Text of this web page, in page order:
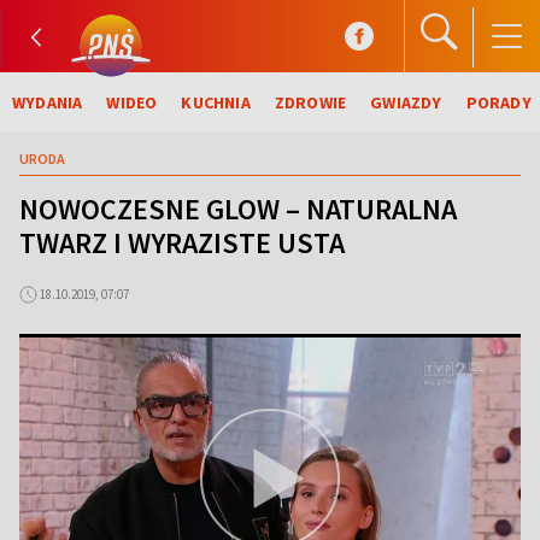
WYDANIA WIDEO KUCHNIA ZDROWIE GWIAZDY PORADY
URODA
NOWOCZESNE GLOW – NATURALNA
TWARZ I WYRAZISTE USTA
18.10.2019, 07:07